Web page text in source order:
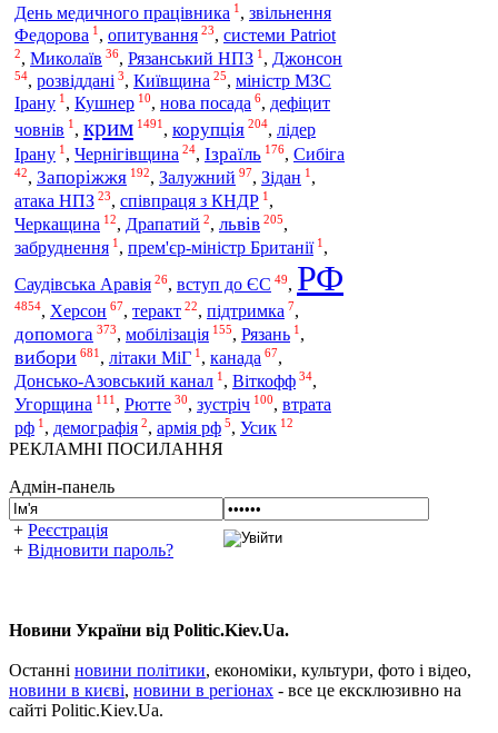
День медичного працівника 1 , звільнення
Федорова 1 , опитування 23, системи Patriot
2, Миколаїв 36, Рязанський НПЗ 1 , Джонсон
54, розвіддані 3, Київщина 25, міністр МЗС
Ірану 1 , Кушнер 10, нова посада 6, дефіцит
човнів 1 , крим 1491 , корупція 204, лідер
Ірану 1 , Чернігівщина 24, Ізраїль 176, Сибіга
42, Запоріжжя 192, Залужний 97, Зідан 1 ,
атака НПЗ 23, співпраця з КНДР 1 ,
Черкащина 12, Драпатий 2, львів 205,
забруднення 1 , прем'єр-міністр Британії 1 ,
Саудівська Аравія 26, вступ до ЄС 49, РФ
4854, Херсон 67, теракт 22, підтримка 7,
допомога 373, мобілізація 155, Рязань 1 ,
вибори 681 , літаки МіГ 1 , канада 67,
Донсько-Азовський канал 1 , Віткофф 34,
Угорщина 111 , Рютте 30, зустріч 100, втрата
рф 1 , демографія 2, армія рф 5, Усик 12
РЕКЛАМНІ ПОСИЛАННЯ
Адмін-панель
+ Реєстрація
+ Відновити пароль?
Новини України від Politic.Kiev.Ua.
Останні новини політики, економіки, культури, фото і відео,
новини в києві, новини в регіонах - все це ексклюзивно на
сайті Politic.Kiev.Ua.